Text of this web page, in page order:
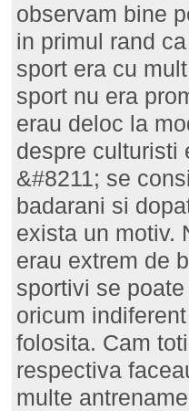
observam bine
in primul rand
sport era cu
sport nu era
erau deloc la
despre culturisti
&#8211; se
badarani si
exista un motiv.
erau extrem de
sportivi se
oricum
folosita. Cam
respectiva
multe